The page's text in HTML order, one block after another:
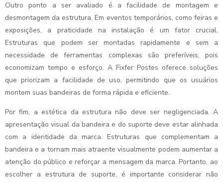
Outro ponto a ser avaliado é a facilidade de montagem e
desmontagem da estrutura. Em eventos temporários, como feiras e
exposições, a praticidade na instalação é um fator crucial.
Estruturas que podem ser montadas rapidamente e sem a
necessidade de ferramentas complexas são preferíveis, pois
economizam tempo e esforço. A Fixfer Postes oferece soluções
que priorizam a facilidade de uso, permitindo que os usuários
montem suas bandeiras de forma rápida e eficiente.
Por fim, a estética da estrutura não deve ser negligenciada. A
apresentação visual da bandeira e do suporte deve estar alinhada
com a identidade da marca. Estruturas que complementam a
bandeira e a tornam mais atraente visualmente podem aumentar a
atenção do público e reforçar a mensagem da marca. Portanto, ao
escolher a estrutura de suporte, é importante considerar não